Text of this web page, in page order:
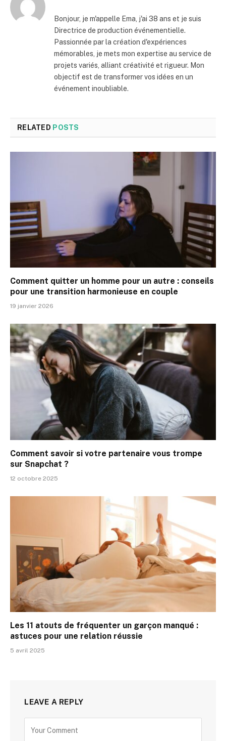
Bonjour, je m'appelle Ema, j'ai 38 ans et je suis
Directrice de production événementielle.
Passionnée par la création d'expériences
mémorables, je mets mon expertise au service de
projets variés, alliant créativité et rigueur. Mon
objectif est de transformer vos idées en un
événement inoubliable.
RELATED POSTS
Comment quitter un homme pour un autre : conseils
pour une transition harmonieuse en couple
19 janvier 2026
Comment savoir si votre partenaire vous trompe
sur Snapchat ?
12 octobre 2025
Les 11 atouts de fréquenter un garçon manqué :
astuces pour une relation réussie
5 avril 2025
LEAVE A REPLY